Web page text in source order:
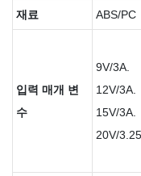
재료 ABS/PC
입력 매개 변
수
9V/3A.
12V/3A.
15V/3A.
20V/